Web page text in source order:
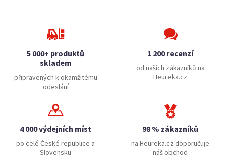
5 000+ produktů
skladem
připravených k okamžitému
odeslání
1 200 recenzí
od našich zákazníků na
Heureka.cz
4 000 výdejních míst
po celé České republice a
Slovensku
98 % zákazníků
na Heureka.cz doporučuje
náš obchod